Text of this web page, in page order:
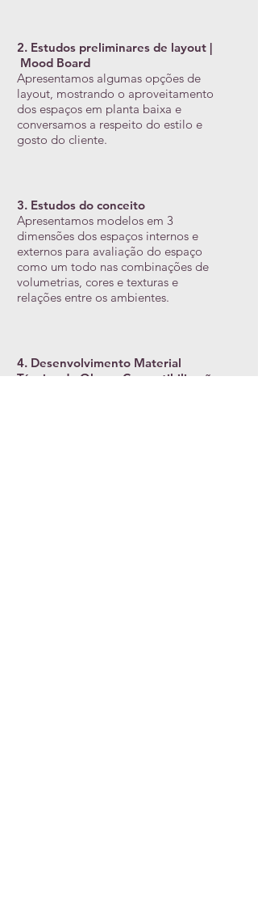
2. Estudos preliminares de layout |
Mood Board
Apresentamos algumas opções de
layout, mostrando o aproveitamento
dos espaços em planta baixa e
conversamos a respeito do estilo e
gosto do cliente.
3. Estudos do conceito
Apresentamos modelos em 3
dimensões dos espaços internos e
externos para avaliação do espaço
como um todo nas combinações de
volumetrias, cores e texturas e
relações entre os ambientes.
4. Desenvolvimento Material
Técnico de Obra e Compatibilização